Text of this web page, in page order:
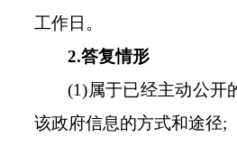
工作日。
2.答复情形
(1)属于已经主动公开
该政府信息的方式和途径;